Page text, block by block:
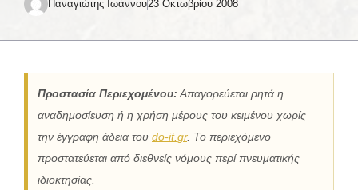
Παναγιώτης Ιωάννου23 Οκτωβρίου 2008
Προστασία Περιεχομένου: Απαγορεύεται ρητά η
αναδημοσίευση ή η χρήση μέρους του κειμένου χωρίς
την έγγραφη άδεια του do-it.gr. Το περιεχόμενο
προστατεύεται από διεθνείς νόμους περί πνευματικής
ιδιοκτησίας.